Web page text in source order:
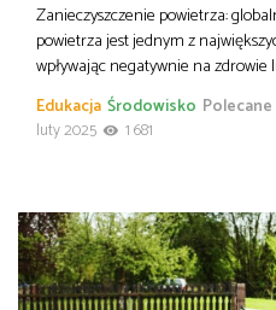
Zanieczyszczenie powietrza:
powietrza jest jednym z
wpływając negatywnie na zdrowie
Edukacja Środowisko
luty 2025
1 681